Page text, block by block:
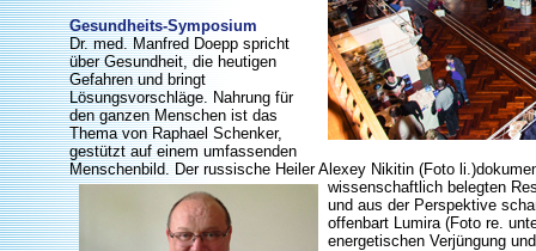
Gesundheits-Symposium
Dr. med. Manfred Doepp spricht
über Gesundheit, die heutigen
Gefahren und bringt
Lösungsvorschläge. Nahrung für
den ganzen Menschen ist das
Thema von Raphael Schenker,
gestützt auf einem umfassenden
Menschenbild. Der russische Heiler Alexey Nikitin (Foto
wissenschaftlich belegten
und aus der Perspektive
offenbart Lumira (Foto re.
energetischen Verjüngung